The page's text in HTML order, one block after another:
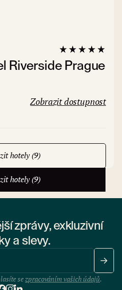
Riverside Prague
Zobrazit dostupnost
hotely (9)
hotely (9)
zprávy, exkluzivní
a slevy.
sezpracováním vašich údajů.